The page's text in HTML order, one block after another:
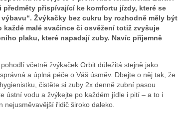
předměty přispívající ke komfortu jízdy, které se
Žvýkačky bez cukru by rozhodně měly být
malé svačince či osvěžení totiž zvyšuje
plaku, které napadají zuby. Navíc příjemně
včetně žvýkaček Orbit důležitá stejně jako
a úplná péče o Váš úsměv. Dbejte o něj tak, že
čistěte si zuby 2x denně zubní pasou
ústní vodu a žvýkejte po každém jídle i pití – a to i
nejusměvavější řidič široko daleko.